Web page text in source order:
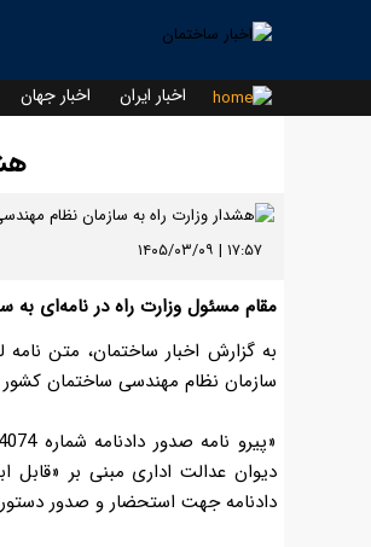
اخبار ایران اخبار جهان
۱۷:۵۷ | ۱۴۰۵/۰۳/۰۹
مقام مسئول وزارت راه در نامه‌ای
به گزارش اخبار ساختمان، متن
سازمان نظام مهندسی ساختمان
دادنامه جهت استحضار و صدور